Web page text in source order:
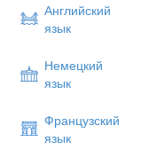
Английский
язык
Немецкий
язык
Французский
язык